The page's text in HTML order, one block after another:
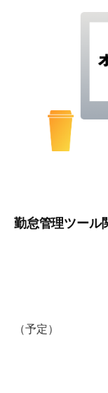
勤怠管理ツール
（予定）